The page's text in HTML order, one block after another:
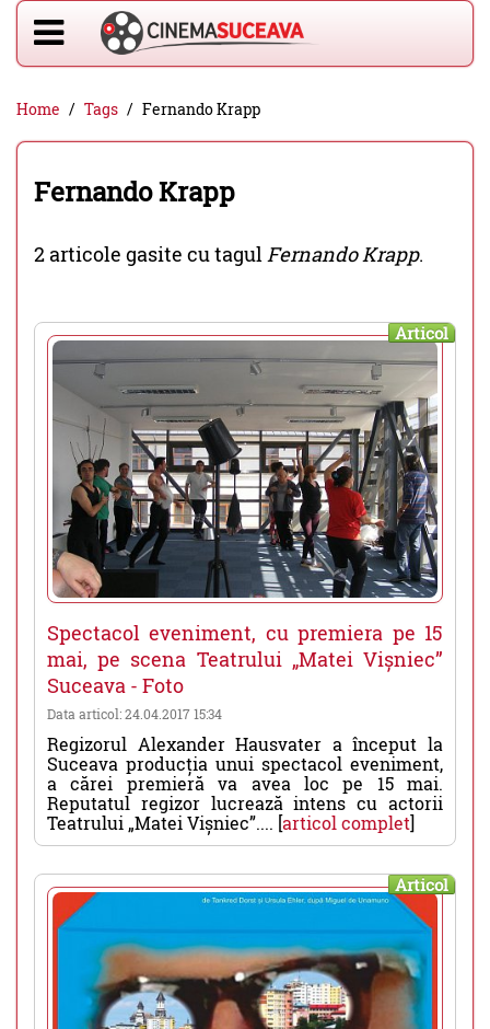
Home Tags Fernando Krapp
Fernando Krapp
2 articole gasite cu tagulFernando Krapp.
Articol
Spectacol eveniment, cu premiera pe 15
mai, pe scena Teatrului „Matei Vișniec”
Suceava - Foto
Data articol: 24.04.2017 15:34
Regizorul Alexander Hausvater a început la
Suceava producția unui spectacol eveniment,
a cărei premieră va avea loc pe 15 mai.
Reputatul regizor lucrează intens cu actorii
Teatrului „Matei Vișniec”.... [articol complet]
Articol